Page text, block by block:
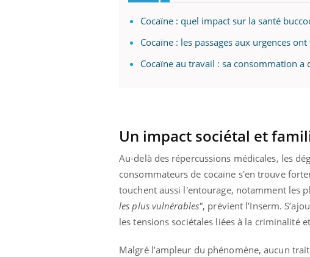
Cocaïne : quel impact sur la santé
Cocaïne : les passages aux urgences
Cocaïne au travail : sa consommation a
Un impact sociétal et
Au-delà des répercussions médicales, les
consommateurs de cocaïne s'en trouve
touchent aussi l'entourage, notamment les
les plus vulnérables", prévient l’Inserm.
les tensions sociétales liées à la criminalité
Malgré l’ampleur du phénomène, aucun
Fatigue, irritabilité, brouillard mental ou
même alopécie… Les symptômes de la
carence en fer sont multiples ce qui la rend
En 2026,
reste
patients